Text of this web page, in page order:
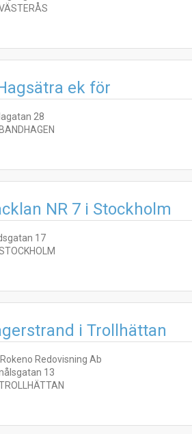
ek för
28
NR 7 i Stockholm
17
i Trollhättan
Redovisning Ab
13